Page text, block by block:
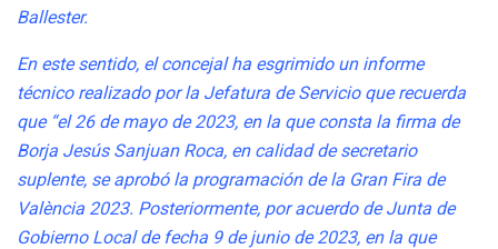
Ballester.
En este sentido, el concejal ha esgrimido un informe
técnico realizado por la Jefatura de Servicio que recuerda
que “el 26 de mayo de 2023, en la que consta la firma de
Borja Jesús Sanjuan Roca, en calidad de secretario
suplente, se aprobó la programación de la Gran Fira de
València 2023. Posteriormente, por acuerdo de Junta de
Gobierno Local de fecha 9 de junio de 2023, en la que